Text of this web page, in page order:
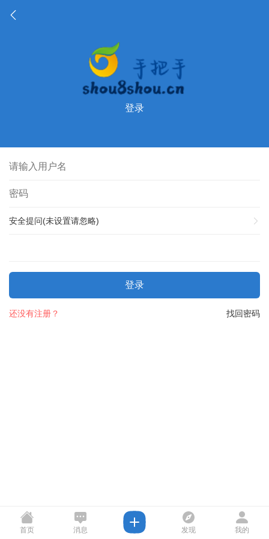
登录
安全提问(未设置请忽略)
登录
找回密码
还没有注册？
首页 消息 发现 我的